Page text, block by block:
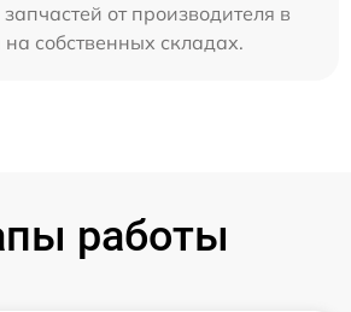
от производителя в
собственных складах.
работы